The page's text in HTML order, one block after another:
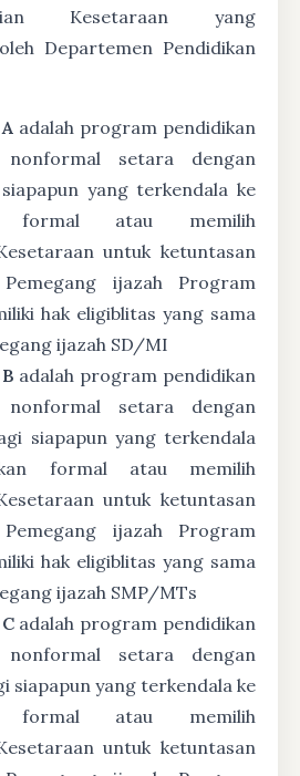
Kesetaraan yang
Departemen Pendidikan
adalah program pendidikan
setara dengan
yang terkendala ke
formal atau memilih
untuk ketuntasan
Pemegang ijazah Program
hak eligiblitas yang sama
ijazah SD/MI
adalah program pendidikan
setara dengan
siapapun yang terkendala
formal atau memilih
untuk ketuntasan
Pemegang ijazah Program
hak eligiblitas yang sama
ijazah SMP/MTs
adalah program pendidikan
setara dengan
siapapun yang terkendala ke
formal atau memilih
untuk ketuntasan